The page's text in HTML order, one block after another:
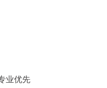
业优先